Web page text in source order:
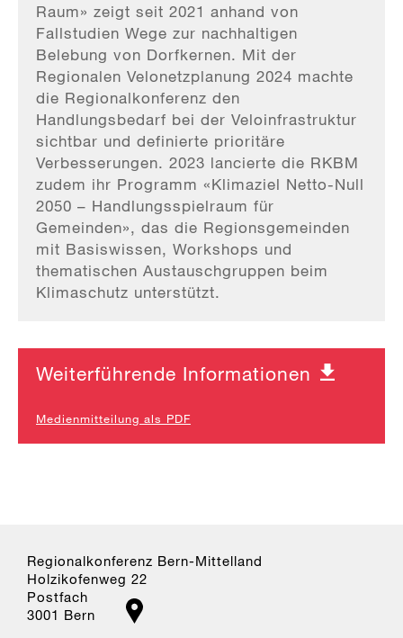
Raum» zeigt seit 2021 anhand von
Fallstudien Wege zur nachhaltigen
Belebung von Dorfkernen. Mit der
Regionalen Velonetzplanung 2024 machte
die Regionalkonferenz den
Handlungsbedarf bei der Veloinfrastruktur
sichtbar und definierte prioritäre
Verbesserungen. 2023 lancierte die RKBM
zudem ihr Programm «Klimaziel Netto-Null
2050 – Handlungsspielraum für
Gemeinden», das die Regionsgemeinden
mit Basiswissen, Workshops und
thematischen Austauschgruppen beim
Klimaschutz unterstützt.
Weiterführende Informationen
Medienmitteilung als PDF
Regionalkonferenz Bern-Mittelland
Holzikofenweg 22
Postfach
3001 Bern